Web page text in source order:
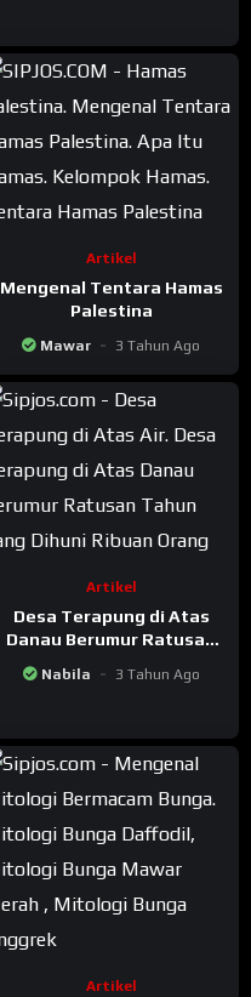
Artikel
Mengenal Tentara Hamas
Palestina
Mawar 3 Tahun Ago
Artikel
Desa Terapung di Atas
Danau Berumur Ratusan
Tahun Yang Dihuni Ribuan
Orang
Nabila 3 Tahun Ago
Artikel